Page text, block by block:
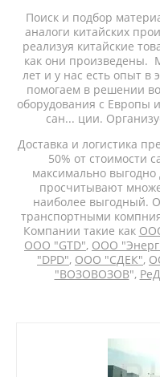
Поиск и подбор
аналоги китайских
реализуя китайские
как они произведены.
лет и у нас есть опыт
помогаем в решении
оборудования с Европы
сан... ции.
Доставка и логистика
50% от стоимости
максимально выгодно
просчитывают
наиболее выгодный.
транспортными
Компании такие как
ООО "GTD", ООО
"DPD", ООО "СДЕК",
"ВОЗОВОЗОВ",